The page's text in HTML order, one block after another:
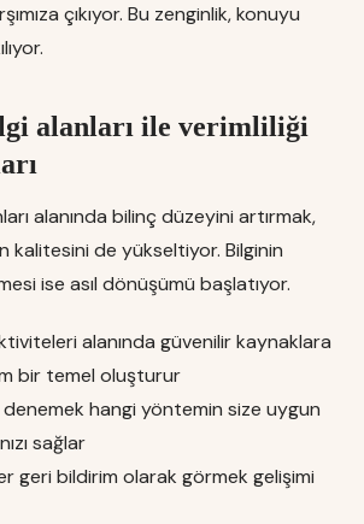
çıkıyor. Bu zenginlik, konuyu
alanları ile verimliliği
alanında bilinç düzeyini artırmak,
kalitesini de yükseltiyor. Bilginin
ise asıl dönüşümü başlatıyor.
alanında güvenilir kaynaklara
bir temel oluşturur
denemek hangi yöntemin size uygun
sağlar
geri bildirim olarak görmek gelişimi